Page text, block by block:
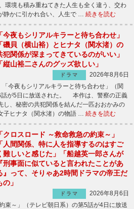
境も積み重ねてきた人生も全く違う、交わ
静かに引かれ合い、人生で … 続きを読む
「今夜もシリアルキラーと待ち合わせ」
「磯貝（横山裕）とヒナタ（関水渚）の
犯関係が深まってきているのがいい」
「縦山裕二さんのグッズ欲しい」
ドラマ
2026年8月6日
「今夜もシリアルキラーと待ち合わせ」（関
話が5日に放送された。 本作は、警察の正義
し、秘密の共犯関係を結んだ一匹おおかみの
子ヒナタ（関水渚）の物語 … 続きを読む
「クロスロード ～救命救急の約束～」
「人間関係、特に人を指導するのはすご
難しいと感じた」「船越英一郎さんが
『刑事面に似ていると言われたことがあ
』って、そりゃあ2時間ドラマの帝王だ
の」
ドラマ
2026年8月6日
束～」（テレビ朝日系）の第5話が4日に放送